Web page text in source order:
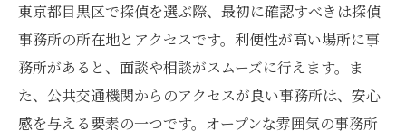
東京都目黒区で探偵を選ぶ際、最初に確認すべきは探偵
事務所の所在地とアクセスです。利便性が高い場所に事
務所があると、面談や相談がスムーズに行えます。ま
た、公共交通機関からのアクセスが良い事務所は、安心
感を与える要素の一つです。オープンな雰囲気の事務所